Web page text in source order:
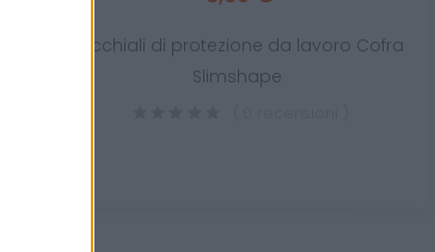
Occhiali di protezione da lavoro Cofra
Slimshape